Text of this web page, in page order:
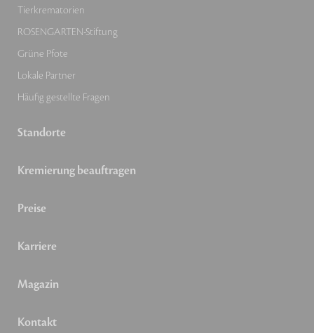
Tierkrematorien
ROSENGARTEN-Stiftung
Grüne Pfote
Lokale Partner
Häufig gestellte Fragen
Standorte
Kremierung beauftragen
Preise
Karriere
Magazin
Kontakt